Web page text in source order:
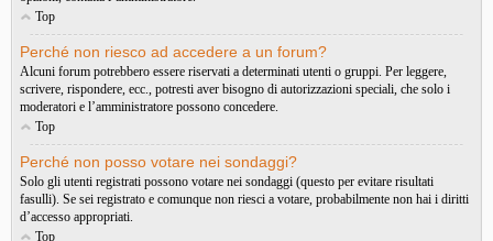
Top
Perché non riesco ad accedere a un forum?
Alcuni forum potrebbero essere riservati a determinati utenti o gruppi. Per leggere,
scrivere, rispondere, ecc., potresti aver bisogno di autorizzazioni speciali, che solo i
moderatori e l’amministratore possono concedere.
Top
Perché non posso votare nei sondaggi?
Solo gli utenti registrati possono votare nei sondaggi (questo per evitare risultati
fasulli). Se sei registrato e comunque non riesci a votare, probabilmente non hai i diritti
d’accesso appropriati.
Top